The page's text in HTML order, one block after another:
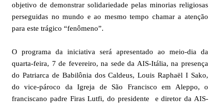
objetivo de demonstrar solidariedade pelas minorias religiosas
perseguidas no mundo e ao mesmo tempo chamar a atenção
para este trágico “fenômeno”.
O programa da iniciativa será apresentado ao meio-dia da
quarta-feira, 7 de fevereiro, na sede da AIS-Itália, na presença
do Patriarca de Babilônia dos Caldeus, Louis Raphaël I Sako,
do vice-pároco da Igreja de São Francisco em Aleppo, o
franciscano padre Firas Lutfi, do presidente e diretor da AIS-